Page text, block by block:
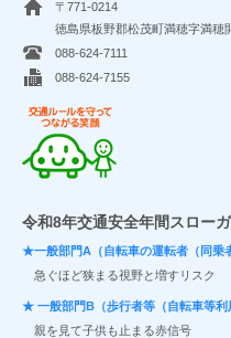
〒771-0214
徳島県板野郡松茂町満穂字満穂
088-624-7111
088-624-7155
令和8年交通安全年間スロー
★一般部門A（自転車の運転者（同乗
急ぐほど狭まる視野と増すリスク
★ 一般部門B（歩行者等（自転車等利
親を見て子供も止まる赤信号